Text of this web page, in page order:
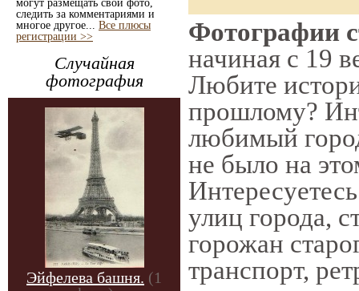
могут размещать свои фото,
следить за комментариями и
многое другое... Все плюсы
регистрации >>
Случайная
фотография
Эйфелева башня. (1
Фотографии
начиная с 19
Любите
прошлому?
любимый
не было на
улиц города,
горожан
транспорт,